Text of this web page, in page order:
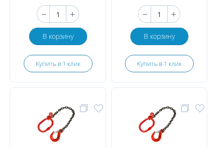
В корзину
Купить в 1 клик
В корзину
Купить в 1 клик